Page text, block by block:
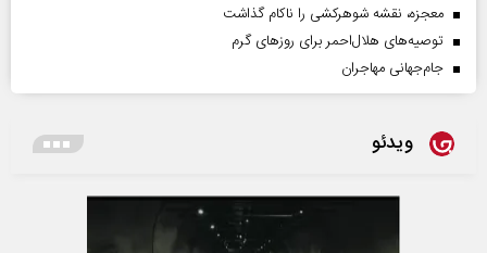
معجزه، نقشه شوهرکشی را ناکام گذاشت
توصیه‌های هلال‌احمر برای روز‌های گرم
جام‌جهانی مهاجران
ویدئو